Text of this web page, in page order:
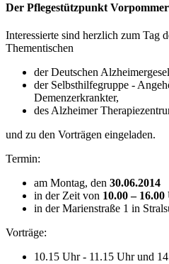
Der Pflegestützpunkt
Interessierte sind herzlich zum Tag
Thementischen
der Deutschen
der Selbsthilfegruppe -
Demenzerkrankter,
des Alzheimer
und zu den Vorträgen eingeladen.
Termin:
am Montag, den 30.06.2014
in der Zeit von 10.00 – 16.00
in der Marienstraße 1 in
Vorträge:
10.15 Uhr - 11.15 Uhr und